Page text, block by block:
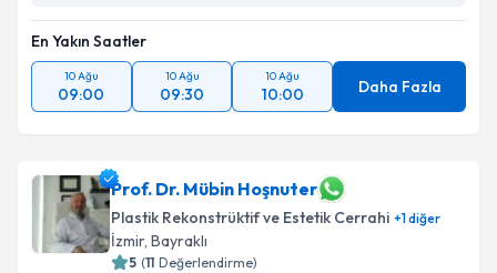
En Yakın Saatler
10 Ağu
09:00
10 Ağu
09:30
10 Ağu
10:00 Daha Fazla
Prof. Dr. Mübin Hoşnuter
Plastik Rekonstrüktif ve Estetik Cerrahi +1diğer
İzmir, Bayraklı
5 (11 Değerlendirme)